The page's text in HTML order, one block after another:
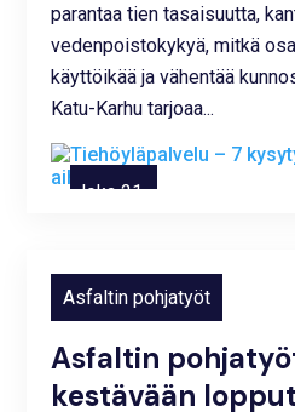
loka 21,
parantaa tien tasaisuutta,
vedenpoistokykyä, mitkä
käyttöikää ja vähentää
Katu-Karhu tarjoaa...
Asfaltin
kestävään
Asfaltin pohjatyöt